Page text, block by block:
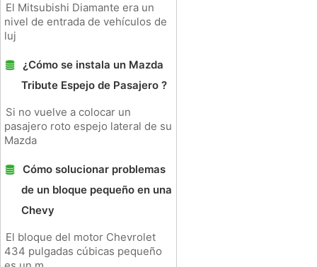
El Mitsubishi Diamante era un
nivel de entrada de vehículos de
luj
¿Cómo se instala un Mazda
Tribute Espejo de Pasajero ?
Si no vuelve a colocar un
pasajero roto espejo lateral de su
Mazda
Cómo solucionar problemas
de un bloque pequeño en una
Chevy
El bloque del motor Chevrolet
434 pulgadas cúbicas pequeño